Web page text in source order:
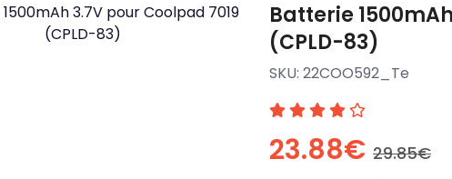
Batterie
(CPLD-83)
SKU: 22COO592_Te
23.88€ 29.85€